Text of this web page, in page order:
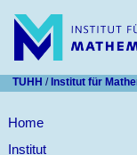
TUHH / Institut für
Home
Institut